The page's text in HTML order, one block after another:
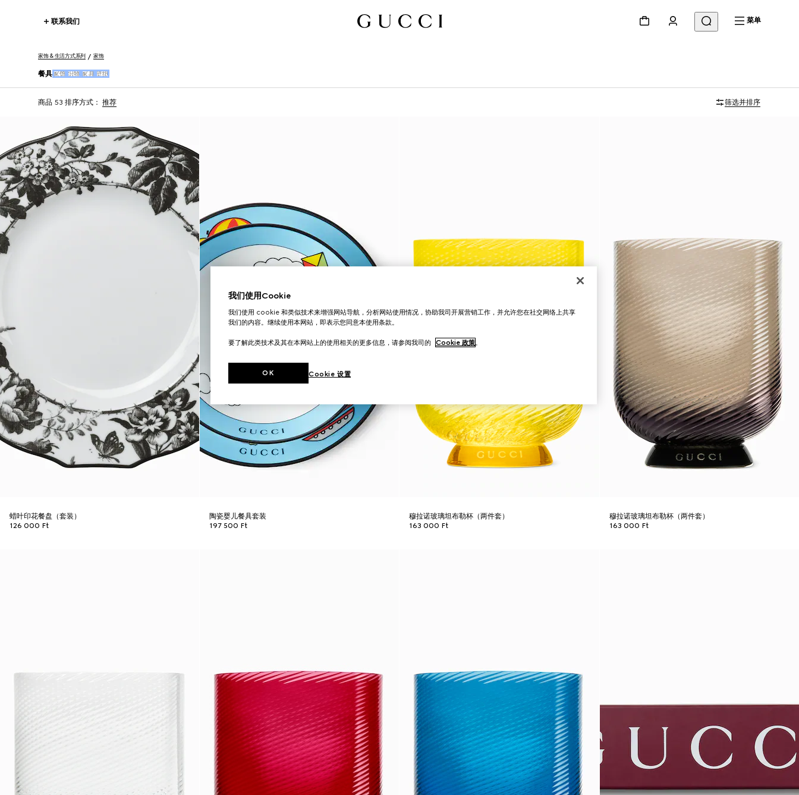
联系我们 菜单
家饰 & 生活方式系列 家饰
餐具 家饰 织物 家具 壁纸
商品 53 排序方式： 推荐 筛选并排序
蜡叶印花餐盘（套装）
126 000 Ft
陶瓷婴儿餐具套装
197 500 Ft
穆拉诺玻璃坦布勒杯（两件套）
163 000 Ft
穆拉诺玻璃坦布勒杯（两件套）
163 000 Ft
我们使用Cookie
我们使用 cookie 和类似技术来增强网站导航，分析网站使用情况，协助我司开展营销工作，并允许您在社交网络上共享
我们的内容。继续使用本网站，即表示您同意本使用条款。
要了解此类技术及其在本网站上的使用相关的更多信息，请参阅我司的 Cookie 政策。
Cookie 设置
OK